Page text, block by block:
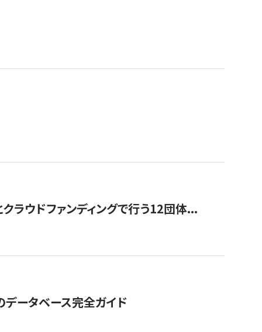
クラウドファンディングで行う12団体...
ータベース完全ガイド